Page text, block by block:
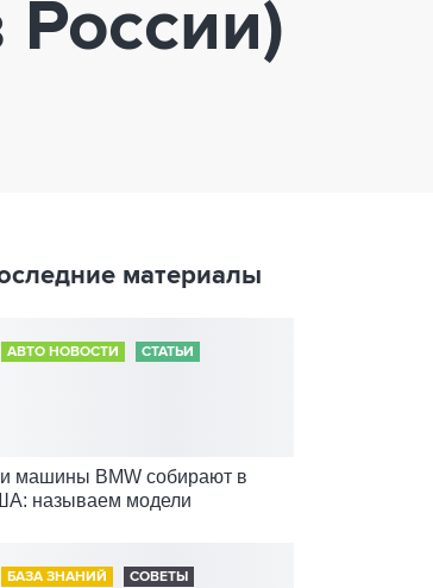
материалы
АВТО НОВОСТИ СТАТЬИ
машины BMW собирают в
называем модели
БАЗА ЗНАНИЙ СОВЕТЫ